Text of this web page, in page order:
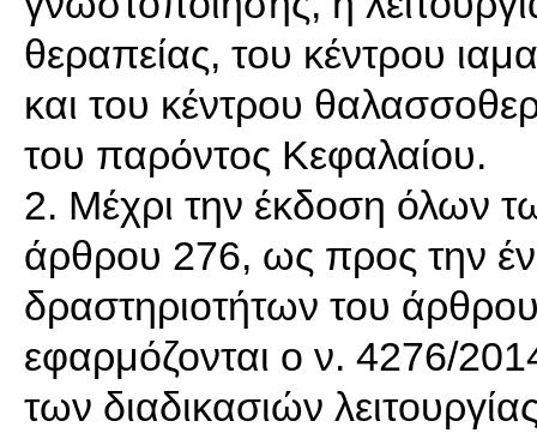
θεραπείας, του κέντρου
και του κέντρου
του παρόντος Κεφαλαίου.
2. Μέχρι την έκδοση όλων
άρθρου 276, ως προς την
δραστηριοτήτων του
εφαρμόζονται o ν. 4276/
των διαδικασιών